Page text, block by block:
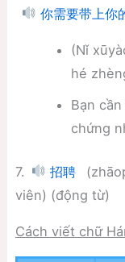
你需要带上你
(Nǐ
hé
Bạn
chứng
7. 招聘
viên) (động từ)
Cách viết chữ